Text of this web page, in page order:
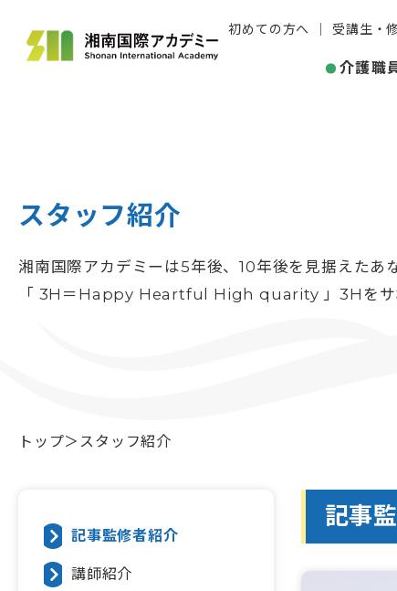
初めての方へ 受講生・
介護職
スタッフ紹介
湘南国際アカデミーは5年後、10年後を見据えたあ
「 3H＝Happy Heartful High quarity 」3Hをサ
トップ スタッフ紹介
記事監修者紹介
講師紹介
記事